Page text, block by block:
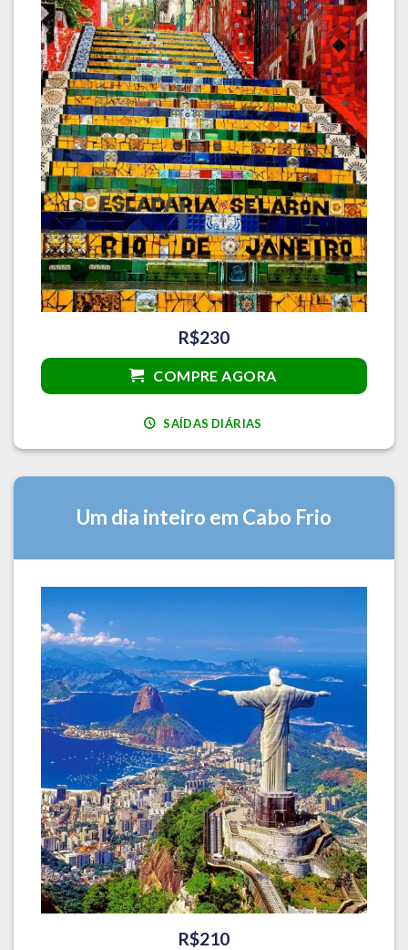
R$230
COMPRE AGORA
SAÍDAS DIÁRIAS
Um dia inteiro em Cabo Frio
R$210